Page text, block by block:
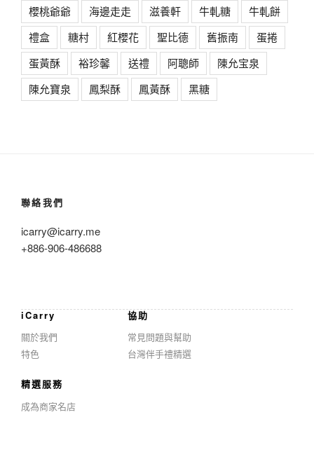
櫻桃爺爺
海邊走走 滋養軒 牛軋糖
牛軋餅
禮盒
糖村 紅櫻花 聖比德 舊振南
蛋捲
蛋黃酥
裕珍馨 送禮 阿聰師
陳允宝泉
陳允寶泉
鳳梨酥 鳳黃酥 黑糖
聯絡我們
icarry@icarry.me
+886-906-486688
iCarry
關於我們
特色
協助
常見問題與幫助
台灣伴手禮精選
精選服務
成為商家名店